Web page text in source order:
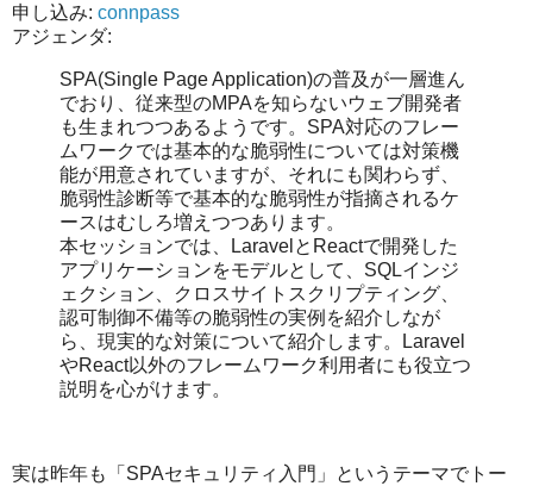
申し込み: connpass
アジェンダ:
SPA(Single Page Application)の普及が一層進ん
でおり、従来型のMPAを知らないウェブ開発者
も生まれつつあるようです。SPA対応のフレー
ムワークでは基本的な脆弱性については対策機
能が用意されていますが、それにも関わらず、
脆弱性診断等で基本的な脆弱性が指摘されるケ
ースはむしろ増えつつあります。
本セッションでは、LaravelとReactで開発した
アプリケーションをモデルとして、SQLインジ
ェクション、クロスサイトスクリプティング、
認可制御不備等の脆弱性の実例を紹介しなが
ら、現実的な対策について紹介します。Laravel
やReact以外のフレームワーク利用者にも役立つ
説明を心がけます。
実は昨年も「SPAセキュリティ入門」というテーマでトー